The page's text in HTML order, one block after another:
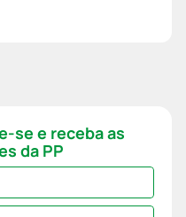
se e receba as
da PP